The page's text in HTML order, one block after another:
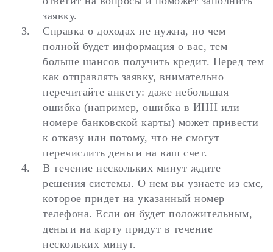
заявку.
Справка о доходах не нужна, но чем
полной будет информация о вас, тем
больше шансов получить кредит. Перед тем
как отправлять заявку, внимательно
перечитайте анкету: даже небольшая
ошибка (например, ошибка в ИНН или
номере банковской карты) может привести
к отказу или потому, что не смогут
перечислить деньги на ваш счет.
В течение нескольких минут ждите
решения системы. О нем вы узнаете из смс,
которое придет на указанный номер
телефона. Если он будет положительным,
деньги на карту придут в течение
нескольких минут.